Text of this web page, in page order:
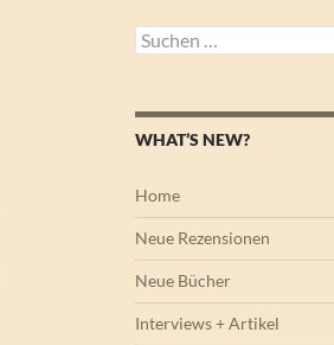
Suchen
nach:
WHAT’S NEW?
Home
Neue Rezensionen
Neue Bücher
Interviews + Artikel